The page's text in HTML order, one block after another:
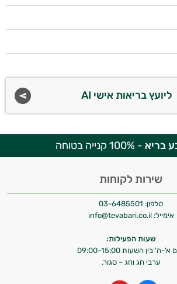
ליועץ בריאות אישי AI
בריא - 100% קנייה בטוחה
שירות לקוחות
טלפון: 03-6485501
אימייל: info@tevabari.co.il
שעות הפעילות:
א'-ה' בין השעות 09:00-15:00
ערבי חג וחג – סגור.